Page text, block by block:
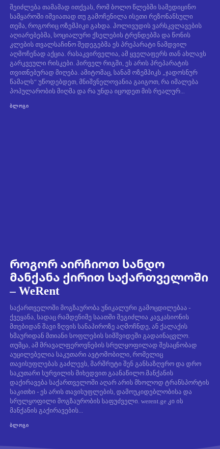
შეიძლება თამამად ითქვას, რომ ბოლო წლებში სამედიცინო
სამყაროში იშვიათად თუ გამოჩენილა ისეთი რეზონანსული
თემა, როგორიც ოზემპიკი გახდა. ჰოლივუდის ვარსკვლავების
აღიარებებმა, სოციალური ქსელების ტრენდებმა და წონის
კლების თვალსაჩინო შედეგებმა ეს პრეპარატი ნამდვილ
აღმოჩენად აქცია. რასაკვირველია, ამ ყველაფერს თან ახლავს
გარკვეული რისკები. პირველ რიგში, ეს არის პრეპარატის
თვითნებურად მიღება. ამიტომაც, სანამ ოზემპიკს „ჯადოსნურ
წამალს“ უწოდებდეთ, მნიშვნელოვანია გაიგოთ, რა იმალება
პოპულარობის მიღმა და რა უნდა იცოდეთ მის რეალურ...
ᲑᲚᲝᲒᲘ
როგორ აირჩიოთ სანდო
მანქანა ქირით საქართველოში
– WeRent
საქართველოში მოგზაურობა უნიკალური გამოცდილებაა -
ქვეყანა, სადაც რამდენიმე საათში შეგიძლია კავკასიონის
მთებიდან შავი ზღვის სანაპიროზე აღმოჩნდე, ან ქალაქის
ხმაურიდან მთიანი სოფლების სიმშვიდეში გადაინაცვლო.
თუმცა, ამ მრავალფეროვნების სრულყოფილად შესაცნობად
აუცილებელია საკუთარი ავტომობილი, რომელიც
თავისუფლებას გაძლევს, მარშრუტი შენ განსაზღვრო და დრო
საკუთარი სურვილის მიხედვით გაანაწილო.მანქანის
დაქირავება საქართველოში აღარ არის მხოლოდ ტრანსპორტის
საკითხი - ეს არის თავისუფლების, დამოუკიდებლობისა და
სრულყოფილი მოგზაურობის საფუძველი. werent.ge კი ის
მანქანის გაქირავების...
ᲑᲚᲝᲒᲘ